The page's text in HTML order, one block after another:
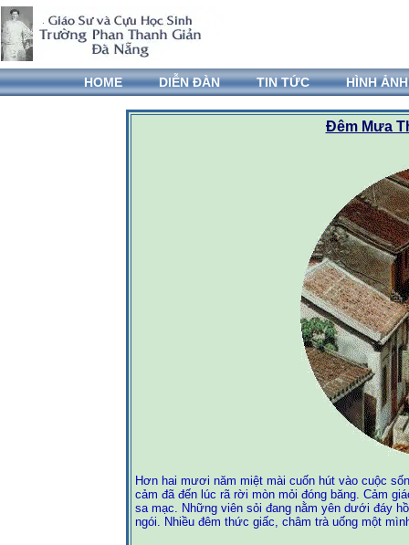
HOME DIỄN ĐÀN TIN TỨC HÌNH ẢNH
Đêm Mưa
Hơn hai mươi năm miệt mài cuốn hút vào cuộc
cảm đã đến lúc rã rời mòn mỏi đóng băng. Cảm
sa mạc. Những viên sỏi đang nằm yên dưới đáy
ngói. Nhiều đêm thức giấc, châm trà uống một